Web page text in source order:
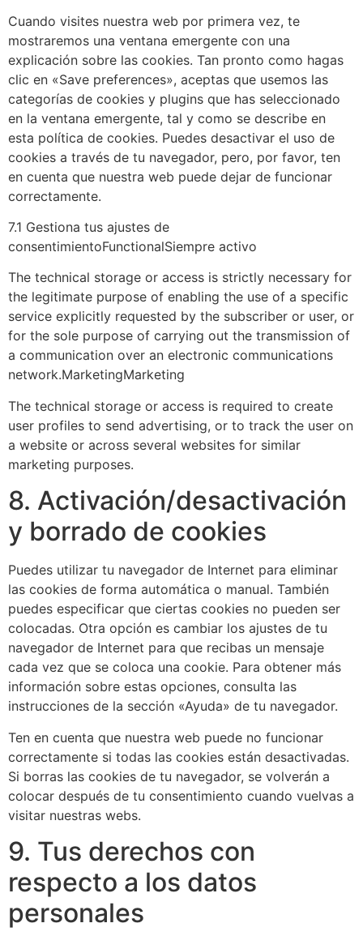
Cuando visites nuestra web por primera vez, te
mostraremos una ventana emergente con una
explicación sobre las cookies. Tan pronto como hagas
clic en «Save preferences», aceptas que usemos las
categorías de cookies y plugins que has seleccionado
en la ventana emergente, tal y como se describe en
esta política de cookies. Puedes desactivar el uso de
cookies a través de tu navegador, pero, por favor, ten
en cuenta que nuestra web puede dejar de funcionar
correctamente.
7.1 Gestiona tus ajustes de
consentimientoFunctionalSiempre activo
The technical storage or access is strictly necessary for
the legitimate purpose of enabling the use of a specific
service explicitly requested by the subscriber or user, or
for the sole purpose of carrying out the transmission of
a communication over an electronic communications
network.MarketingMarketing
The technical storage or access is required to create
user profiles to send advertising, or to track the user on
a website or across several websites for similar
marketing purposes.
8. Activación/desactivación
y borrado de cookies
Puedes utilizar tu navegador de Internet para eliminar
las cookies de forma automática o manual. También
puedes especificar que ciertas cookies no pueden ser
colocadas. Otra opción es cambiar los ajustes de tu
navegador de Internet para que recibas un mensaje
cada vez que se coloca una cookie. Para obtener más
información sobre estas opciones, consulta las
instrucciones de la sección «Ayuda» de tu navegador.
Ten en cuenta que nuestra web puede no funcionar
correctamente si todas las cookies están desactivadas.
Si borras las cookies de tu navegador, se volverán a
colocar después de tu consentimiento cuando vuelvas a
visitar nuestras webs.
9. Tus derechos con
respecto a los datos
personales